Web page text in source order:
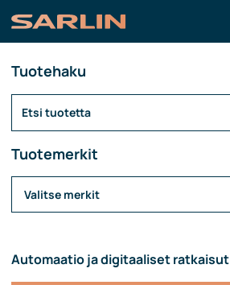
Tuotehaku
Tuotemerkit
Valitse merkit
Automaatio ja digitaaliset ratkaisut